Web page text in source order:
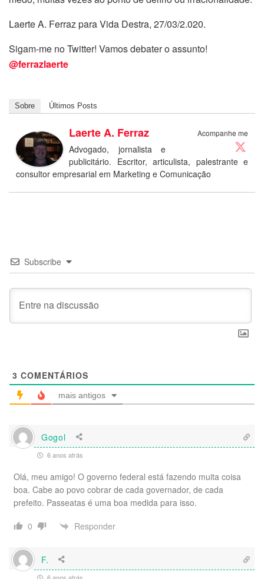
Laerte A. Ferraz para Vida Destra, 27/03/2.020.
Sigam-me no Twitter! Vamos debater o assunto!
@ferrazlaerte
Sobre Últimos Posts
Acompanhe me
Laerte A. Ferraz
Advogado, jornalista e
publicitário. Escritor, articulista, palestrante e
consultor empresarial em Marketing e Comunicação
Subscribe
3 COMENTÁRIOS
mais antigos
Gogol
6 anos atrás
Olá, meu amigo! O governo federal está fazendo muita coisa
boa. Cabe ao povo cobrar de cada governador, de cada
prefeito. Passeatas é uma boa medida para isso.
0
Responder
F.